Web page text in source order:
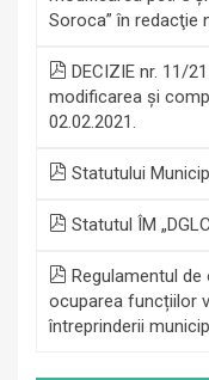
Soroca” în redacţie
DECIZIE nr. 11/
modificarea şi
02.02.2021.
Statutului
Statutul ÎM
Regulamentul
ocuparea funcțiilor
întreprinderii